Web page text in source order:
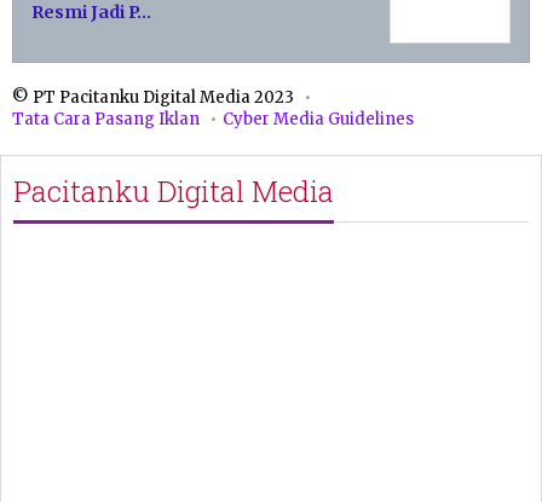
Resmi Jadi P…
© PT Pacitanku Digital Media 2023
Tata Cara Pasang Iklan
Cyber Media Guidelines
Pacitanku Digital Media